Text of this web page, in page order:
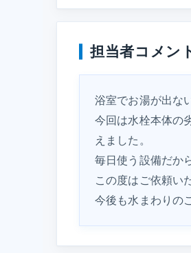
担当者コメン
浴室でお湯が出な
今回は水栓本体の
えました。
毎日使う設備だか
この度はご依頼い
今後も水まわりの